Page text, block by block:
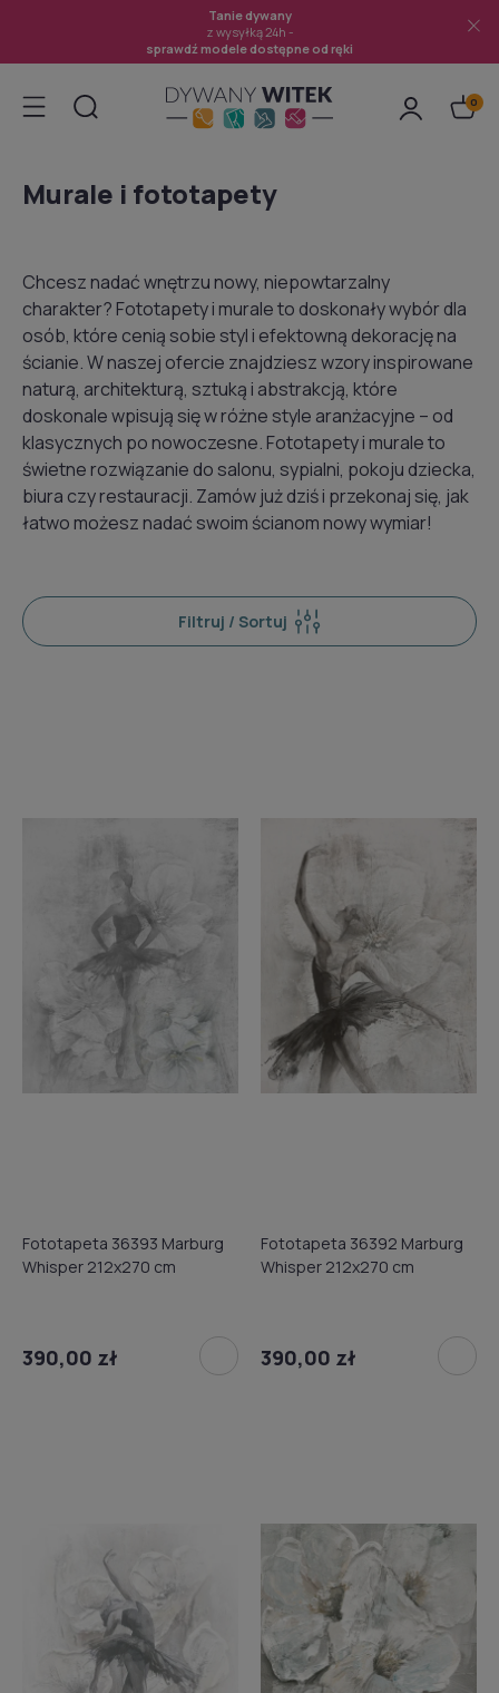
Tanie dywany
z wysyłką 24h -
sprawdź modele dostępne od ręki
Murale i fototapety
Chcesz nadać wnętrzu nowy, niepowtarzalny
charakter? Fototapety i murale to doskonały wybór dla
osób, które cenią sobie styl i efektowną dekorację na
ścianie. W naszej ofercie znajdziesz wzory inspirowane
naturą, architekturą, sztuką i abstrakcją, które
doskonale wpisują się w różne style aranżacyjne – od
klasycznych po nowoczesne. Fototapety i murale to
świetne rozwiązanie do salonu, sypialni, pokoju dziecka,
biura czy restauracji. Zamów już dziś i przekonaj się, jak
łatwo możesz nadać swoim ścianom nowy wymiar!
Filtruj / Sortuj
Fototapeta 36393 Marburg
Whisper 212x270 cm
390,00 zł
Fototapeta 36392 Marburg
Whisper 212x270 cm
390,00 zł